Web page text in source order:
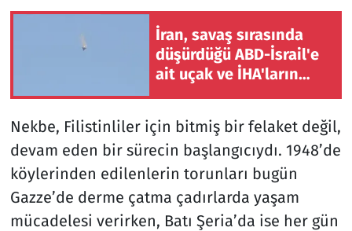
İran, savaş sırasında
düşürdüğü ABD-İsrail'e
ait uçak ve İHA'ların
Nekbe, Filistinliler için bitmiş bir felaket değil,
devam eden bir sürecin başlangıcıydı. 1948’de
köylerinden edilenlerin torunları bugün
Gazze’de derme çatma çadırlarda yaşam
mücadelesi verirken, Batı Şeria’da ise her gün